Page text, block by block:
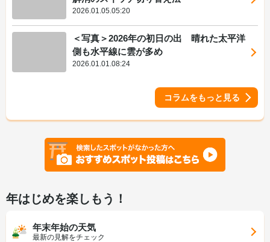
2026.01.05.05:20
＜写真＞2026年の初日の出 晴れた太平洋
側も水平線に雲が多め
2026.01.01.08:24
コラムをもっと見る
年はじめを楽しもう！
年末年始の天気
最新の見解をチェック